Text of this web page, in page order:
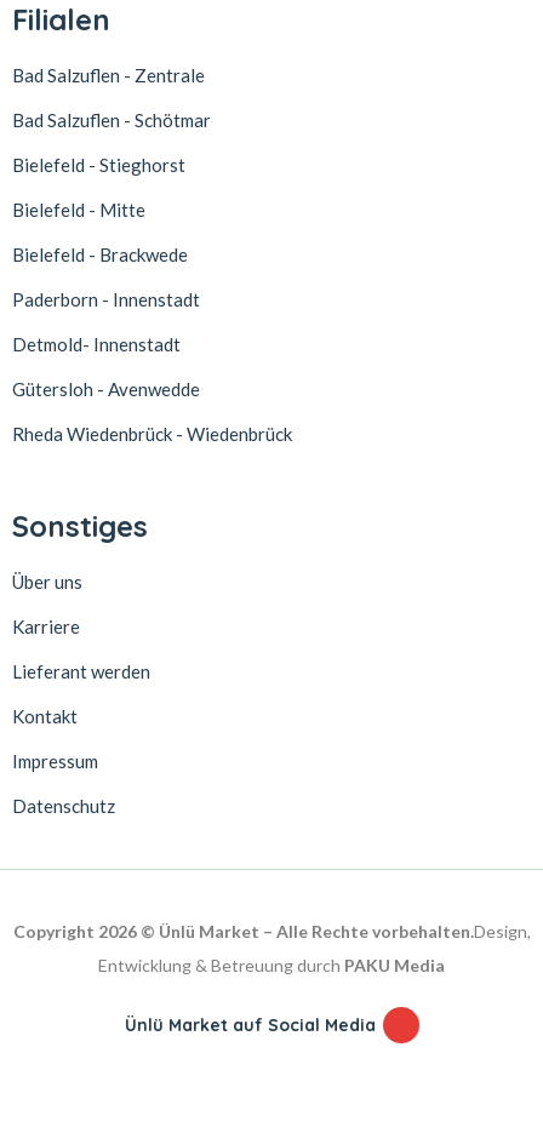
Filialen
Bad Salzuflen - Zentrale
Bad Salzuflen - Schötmar
Bielefeld - Stieghorst
Bielefeld - Mitte
Bielefeld - Brackwede
Paderborn - Innenstadt
Detmold- Innenstadt
Gütersloh - Avenwedde
Rheda Wiedenbrück - Wiedenbrück
Sonstiges
Über uns
Karriere
Lieferant werden
Kontakt
Impressum
Datenschutz
Copyright 2026 © Ünlü Market – Alle Rechte vorbehalten.Design,
Entwicklung & Betreuung durch PAKU Media
Ünlü Market auf Social Media